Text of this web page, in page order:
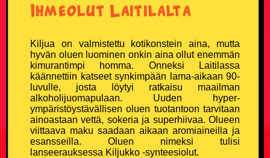
Vankilavitsit
Yleisvitsit
SUOSITUIMMAT VITSIT
Eniten tykätyt vitsit
Päivän katsotuimmat vitsit
Ihmeolut Laitilalta
Kiljua on valmistettu kotikonstein aina, mutta
hyvän oluen luominen onkin aina ollut enemmän
kimurantimpi homma. Onneksi Laitilassa
käännettiin katseet synkimpään lama-aikaan 90-
luvulle, josta löytyi ratkaisu maailman
alkoholijuomapulaan. Uuden hyper-
ympäristöystävällisen oluen tuotantoon tarvitaan
ainoastaan vettä, sokeria ja superhiivaa. Olueen
viittaava maku saadaan aikaan aromiaineilla ja
esansseilla. Oluen nimeksi tulisi
lanseerauksessa Kiljukko -synteesiolut.